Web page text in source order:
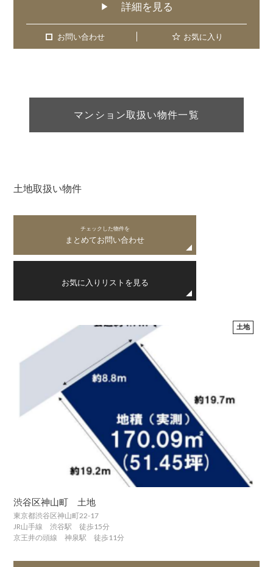
▶ 詳細を見る
お問い合わせ
お問い合わせ お気に入り
マンション取扱い物件一覧
土地取扱い物件
チェックした物件を
まとめてお問い合わせ
お気に入りリストを見る
土地
渋谷区神山町 土地
東京都渋谷区神山町22-17
JR山手線 渋谷駅 徒歩15分
京王井の頭線 神泉駅 徒歩11分